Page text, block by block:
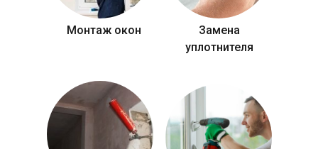
Монтаж окон
Замена
уплотнителя